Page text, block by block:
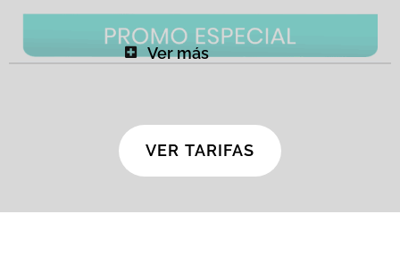
Ver más
VER TARIFAS